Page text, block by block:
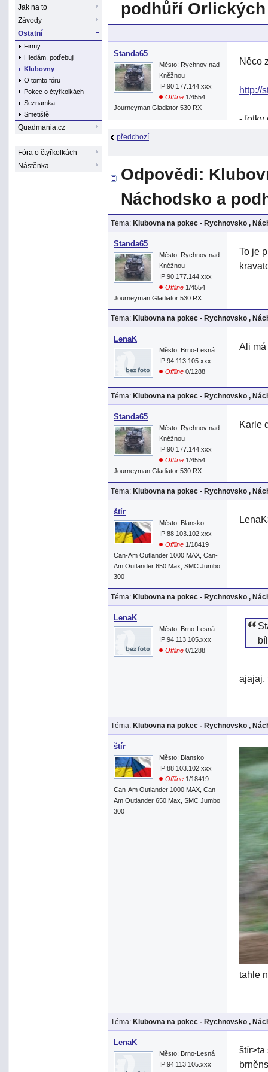
Jak na to
Závody
Ostatní
Firmy
Hledám, potřebuji
Klubovny
O tomto fóru
Pokec o čtyřkolkách
Seznamka
Smetiště
Quadmania.cz
Fóra o čtyřkolkách
Nástěnka
podhůří
Standa65
Město: Rychnov nad
Kněžnou
IP:90.177.144.xxx
Offline 1/4554
Journeyman Gladiator 530 RX
Něco
http://
- fotky
předchozí
Odpovědi:
Náchodsko a
Téma: Klubovna na pokec - Rychnovsko ,
Standa65
Město: Rychnov nad
Kněžnou
IP:90.177.144.xxx
Offline 1/4554
Journeyman Gladiator 530 RX
To je
Téma: Klubovna na pokec - Rychnovsko ,
LenaK
Město: Brno-Lesná
IP:94.113.105.xxx
Offline 0/1288
Ali má
Téma: Klubovna na pokec - Rychnovsko ,
Standa65
Město: Rychnov nad
Kněžnou
IP:90.177.144.xxx
Offline 1/4554
Journeyman Gladiator 530 RX
Karle
Téma: Klubovna na pokec - Rychnovsko ,
štír
Město: Blansko
IP:88.103.102.xxx
Offline 1/18419
Can-Am Outlander 1000 MAX, Can-
Am Outlander 650 Max, SMC Jumbo
300
Téma: Klubovna na pokec - Rychnovsko ,
LenaK
Město: Brno-Lesná
IP:94.113.105.xxx
Offline 0/1288
ajajaj,
Téma: Klubovna na pokec - Rychnovsko ,
štír
Město: Blansko
IP:88.103.102.xxx
Offline 1/18419
Can-Am Outlander 1000 MAX, Can-
Am Outlander 650 Max, SMC Jumbo
300
tahle
Téma: Klubovna na pokec - Rychnovsko ,
LenaK
Město: Brno-Lesná
IP:94.113.105.xxx
štír>ta